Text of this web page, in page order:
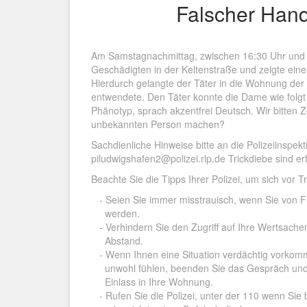
Falscher
Am Samstagnachmittag, zwischen 16:30 Uhr
Geschädigten in der Keltenstraße und zeigte
Hierdurch gelangte der Täter in die Wohnung
entwendete. Den Täter konnte die Dame wie
Phänotyp, sprach akzentfrei Deutsch. Wir bitten
unbekannten Person machen?
Sachdienliche Hinweise bitte an die
piludwigshafen2@polizei.rlp.de Trickdiebe sind
Beachte Sie die Tipps Ihrer Polizei, um sich vor
- Seien Sie immer misstrauisch, wenn Sie von
werden.
- Verhindern Sie den Zugriff auf Ihre
Abstand.
- Wenn Ihnen eine Situation verdächtig
unwohl fühlen, beenden Sie das Gespräch
Einlass in Ihre Wohnung.
- Rufen Sie die Polizei, unter der 110 wenn Sie